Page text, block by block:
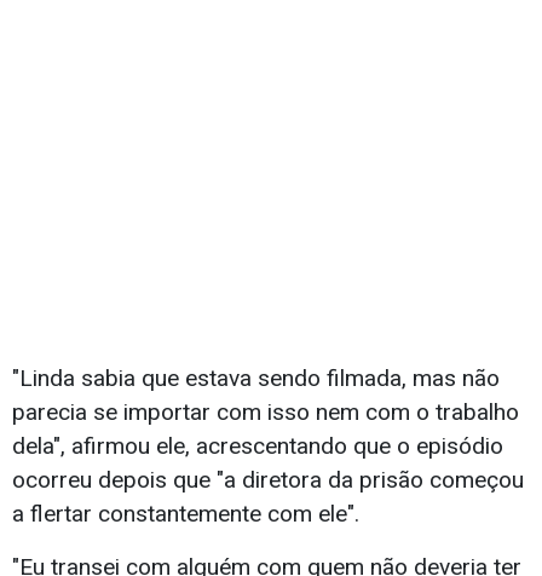
"Linda sabia que estava sendo filmada, mas não
parecia se importar com isso nem com o trabalho
dela", afirmou ele, acrescentando que o episódio
ocorreu depois que "a diretora da prisão começou
a flertar constantemente com ele".
"Eu transei com alguém com quem não deveria ter